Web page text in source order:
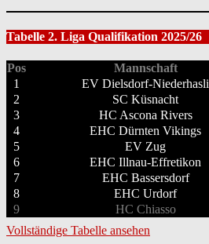
Tabelle 2. Liga Qualifikation 2025/26
Pos Mannschaft
1
EV Dielsdorf-Niederhasli
2
SC Küsnacht
3
HC Ascona Rivers
4
EHC Dürnten Vikings
5
EV Zug
6
EHC Illnau-Effretikon
7
EHC Bassersdorf
8
EHC Urdorf
9
HC Chiasso
Vollständige Tabelle ansehen